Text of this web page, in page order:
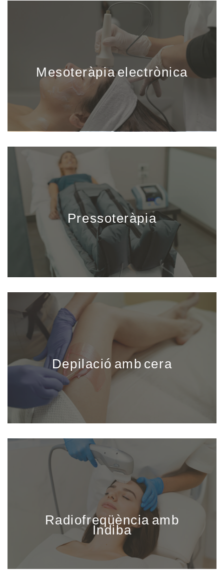
Mesoteràpia electrònica
Pressoteràpia
Depilació amb cera
Radiofreqüència amb
Indiba